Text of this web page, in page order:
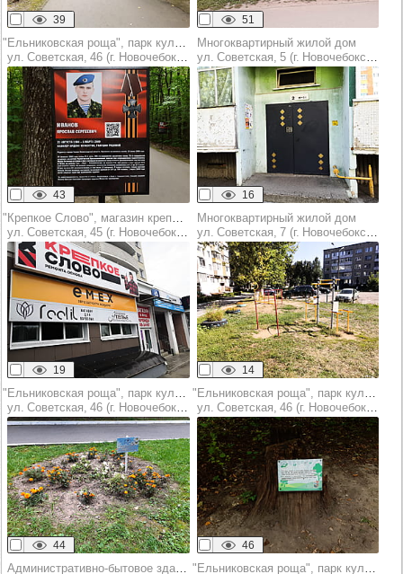
39 51
ул. Советская, 46 (г. Новочебоксарск)
43
Многоквартирный жилой дом
ул. Советская, 5 (г. Новочебоксарск)
16
ул. Советская, 45 (г. Новочебоксарск)
19
Многоквартирный жилой дом
ул. Советская, 7 (г. Новочебоксарск)
14
ул. Советская, 46 (г. Новочебоксарск)
44
ул. Советская, 46 (г. Новочебоксарск)
46